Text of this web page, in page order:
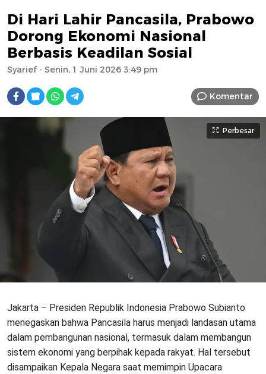
Di Hari Lahir Pancasila, Prabowo
Dorong Ekonomi Nasional
Berbasis Keadilan Sosial
Syarief- Senin, 1 Juni 2026 3:49 pm
Komentar
Perbesar
Jakarta – Presiden Republik Indonesia Prabowo Subianto
menegaskan bahwa Pancasila harus menjadi landasan utama
dalam pembangunan nasional, termasuk dalam membangun
sistem ekonomi yang berpihak kepada rakyat. Hal tersebut
disampaikan Kepala Negara saat memimpin Upacara